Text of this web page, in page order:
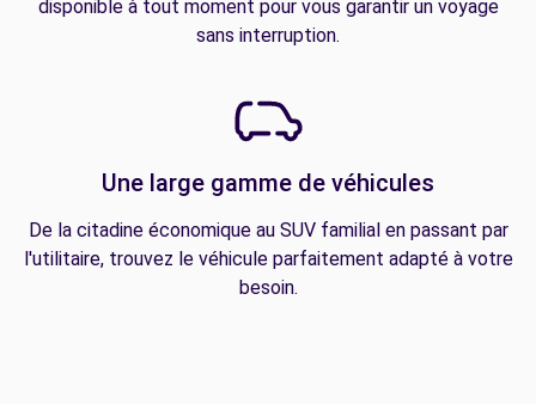
disponible à tout moment pour vous garantir un voyage
sans interruption.
Une large gamme de véhicules
De la citadine économique au SUV familial en passant par
l'utilitaire, trouvez le véhicule parfaitement adapté à votre
besoin.